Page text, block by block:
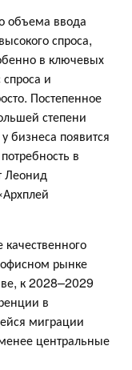
объема ввода
спроса,
в ключевых
и
Постепенное
степени
бизнеса появится
в
Леонид
рынке
к 2028–2029
в
миграции
центральные